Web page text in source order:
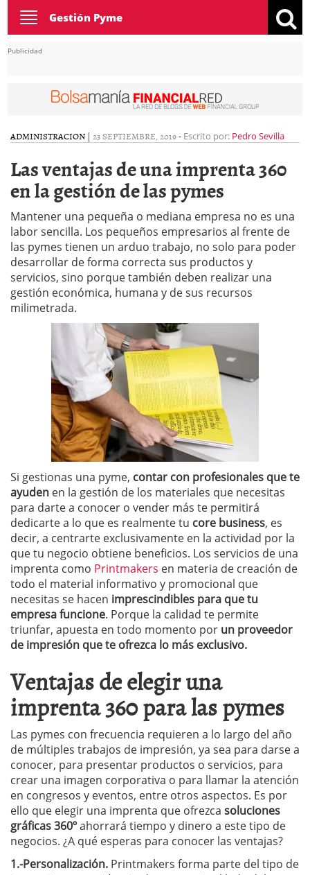
Toggle
navigation
Gestión Pyme
Publicidad
ADMINISTRACION | 23 SEPTIEMBRE, 2019- Escrito por: Pedro Sevilla
Las ventajas de una imprenta 360
en la gestión de las pymes
Mantener una pequeña o mediana empresa no es una
labor sencilla. Los pequeños empresarios al frente de
las pymes tienen un arduo trabajo, no solo para poder
desarrollar de forma correcta sus productos y
servicios, sino porque también deben realizar una
gestión económica, humana y de sus recursos
milimetrada.
Si gestionas una pyme, contar con profesionales que te
ayuden en la gestión de los materiales que necesitas
para darte a conocer o vender más te permitirá
dedicarte a lo que es realmente tu core business, es
decir, a centrarte exclusivamente en la actividad por la
que tu negocio obtiene beneficios. Los servicios de una
imprenta como Printmakers en materia de creación de
todo el material informativo y promocional que
necesitas se hacen imprescindibles para que tu
empresa funcione. Porque la calidad te permite
triunfar, apuesta en todo momento por un proveedor
de impresión que te ofrezca lo más exclusivo.
Ventajas de elegir una
imprenta 360 para las pymes
Las pymes con frecuencia requieren a lo largo del año
de múltiples trabajos de impresión, ya sea para darse a
conocer, para presentar productos o servicios, para
crear una imagen corporativa o para llamar la atención
en congresos y eventos, entre otros aspectos. Es por
ello que elegir una imprenta que ofrezca soluciones
gráficas 360ºahorrará tiempo y dinero a este tipo de
negocios. ¿A qué esperas para conocer las ventajas?
1.-Personalización. Printmakers forma parte del tipo de